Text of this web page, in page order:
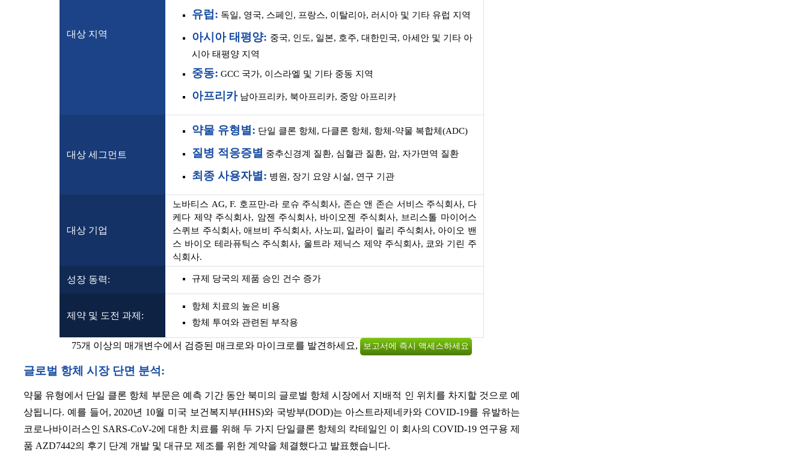
대상 지역
유럽: 독일, 영국, 스페인, 프랑스, 이탈리아, 러시아 및 기타 유럽 지역
아시아 태평양: 중국, 인도, 일본, 호주, 대한민국, 아세안 및 기타 아
시아 태평양 지역
중동: GCC 국가, 이스라엘 및 기타 중동 지역
아프리카남아프리카, 북아프리카, 중앙 아프리카
대상 세그먼트
약물 유형별: 단일 클론 항체, 다클론 항체, 항체-약물 복합체(ADC)
질병 적응증별 중추신경계 질환, 심혈관 질환, 암, 자가면역 질환
최종 사용자별: 병원, 장기 요양 시설, 연구 기관
대상 기업
노바티스 AG, F. 호프만-라 로슈 주식회사, 존슨 앤 존슨 서비스 주식회사, 다
케다 제약 주식회사, 암젠 주식회사, 바이오젠 주식회사, 브리스톨 마이어스
스퀴브 주식회사, 애브비 주식회사, 사노피, 일라이 릴리 주식회사, 아이오 밴
스 바이오 테라퓨틱스 주식회사, 울트라 제닉스 제약 주식회사, 쿄와 기린 주
식회사.
성장 동력: 규제 당국의 제품 승인 건수 증가
제약 및 도전 과제:
항체 치료의 높은 비용
항체 투여와 관련된 부작용
75개 이상의 매개변수에서 검증된 매크로와 마이크로를 발견하세요, 보고서에 즉시 액세스하세요
글로벌 항체 시장 단면 분석:
약물 유형에서 단일 클론 항체 부문은 예측 기간 동안 북미의 글로벌 항체 시장에서 지배적 인 위치를 차지할 것으로 예
상됩니다. 예를 들어, 2020년 10월 미국 보건복지부(HHS)와 국방부(DOD)는 아스트라제네카와 COVID-19를 유발하는
코로나바이러스인 SARS-CoV-2에 대한 치료를 위해 두 가지 단일클론 항체의 칵테일인 이 회사의 COVID-19 연구용 제
품 AZD7442의 후기 단계 개발 및 대규모 제조를 위한 계약을 체결했다고 발표했습니다.